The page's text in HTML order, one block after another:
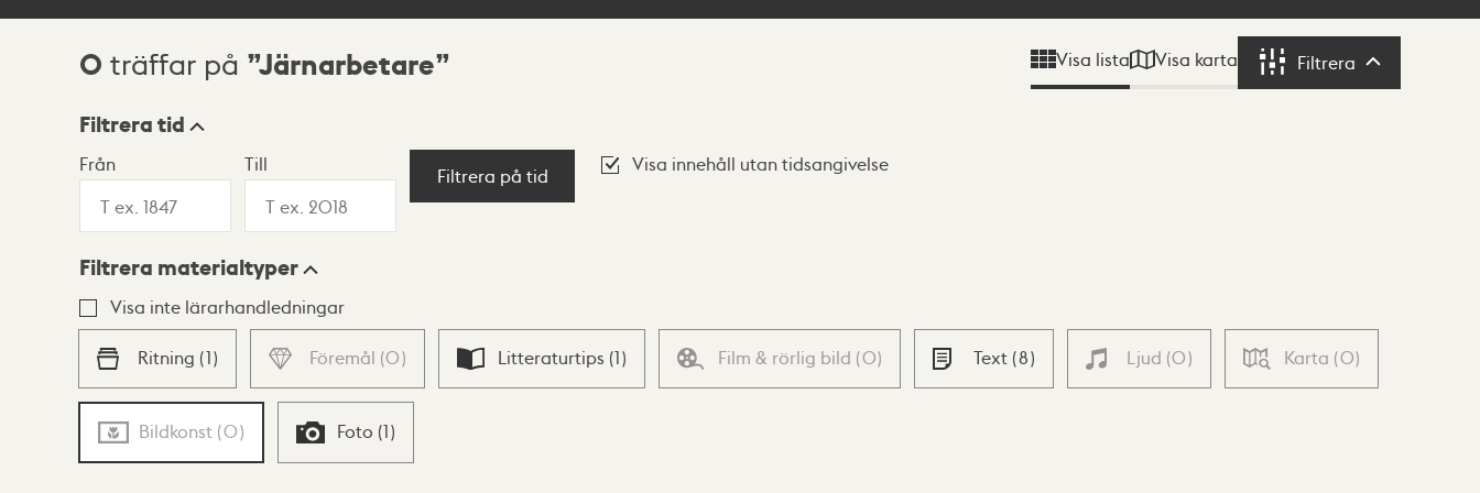
Sökresultat
0 träffar på Järnarbetare Visa lista Visa karta Filtrera Filtrera
Visningsläge
Lista Karta
Filtrera tid
Från Till
Filtrera på tid
Visa innehåll utan tidsangivelse
Filtrera materialtyper
Visa inte lärarhandledningar
Ritning (1) Föremål (0) Litteraturtips (1) Film & rörlig bild (0) Text (8) Ljud (0) Karta (0)
Bildkonst (0) Foto (1)